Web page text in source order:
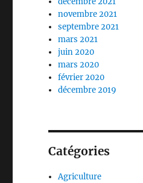
novembre 2021
septembre 2021
mars 2021
juin 2020
mars 2020
février 2020
décembre 2019
Catégories
Agriculture